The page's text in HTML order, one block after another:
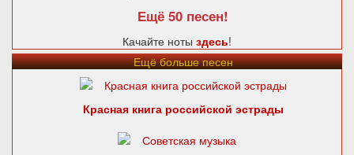
Ещё 50 песен!
Качайте ноты здесь!
Ещё больше песен
Красная книга российской эстрады